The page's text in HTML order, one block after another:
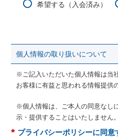
希望する（入会済み）
個人情報の取り扱いについて
※ご記入いただいた個人情報は当
お客様に有益と思われる情報提供
※個人情報は、ご本人の同意なし
示・提供することはいたしません。
* プライバシーポリシーに同意